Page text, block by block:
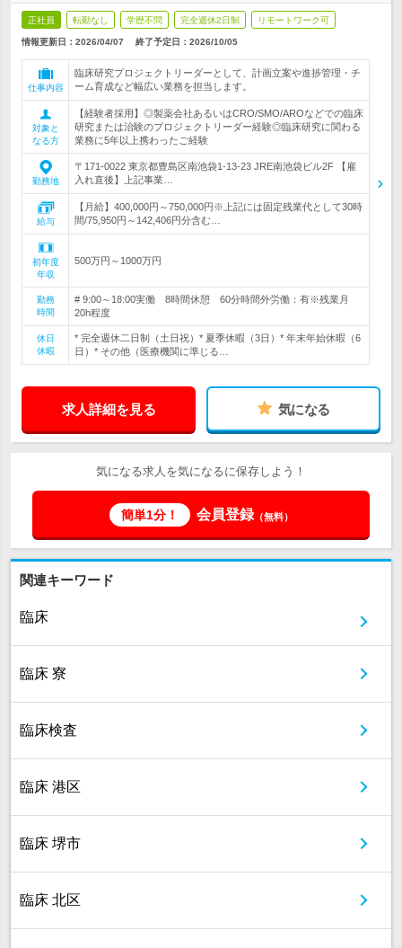
正社員 転勤なし 学歴不問 完全週休2日制 リモートワーク可
情報更新日：2026/04/07 終了予定日： 2026/10/05
仕事内容
臨床研究プロジェクトリーダーとして、計画立案や進捗管理・チ
ーム育成など幅広い業務を担当します。
対象と
なる方
【経験者採用】◎製薬会社あるいはCRO/SMO/AROなどでの臨床
研究または治験のプロジェクトリーダー経験◎臨床研究に関わる
業務に5年以上携わったご経験
勤務地
〒171-0022 東京都豊島区南池袋1-13-23 JRE南池袋ビル2F 【雇
入れ直後】上記事業…
給与
【月給】400,000円～750,000円※上記には固定残業代として30時
間/75,950円～142,406円分含む…
初年度
年収
500万円～1000万円
勤務
時間
# 9:00～18:00実働 8時間休憩 60分時間外労働：有※残業月
20h程度
休日
休暇
* 完全週休二日制（土日祝）* 夏季休暇（3日）* 年末年始休暇（6
日）* その他（医療機関に準じる…
求人詳細を見る 気になる
気になる求人を気になるに保存しよう！
簡単1分！ 会員登録（無料）
関連キーワード
臨床
臨床 寮
臨床検査
臨床 港区
臨床 堺市
臨床 北区